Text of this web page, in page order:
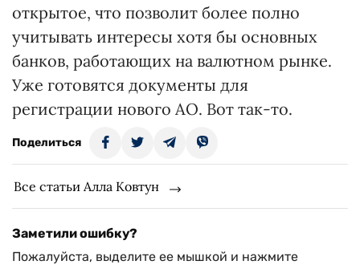
открытое, что позволит более полно
учитывать интересы хотя бы основных
банков, работающих на валютном рынке.
Уже готовятся документы для
регистрации нового АО. Вот так-то.
Поделиться
Все статьи Алла Ковтун
Заметили ошибку?
Пожалуйста, выделите ее мышкой и нажмите